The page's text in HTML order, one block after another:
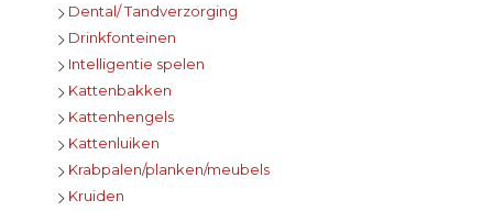
Dental/ Tandverzorging
Drinkfonteinen
Intelligentie spelen
Kattenbakken
Kattenhengels
Kattenluiken
Krabpalen/planken/meubels
Kruiden